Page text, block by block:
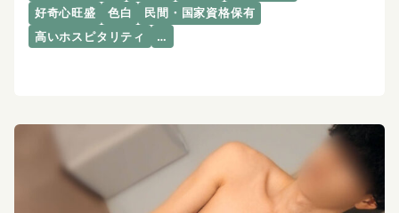
好奇心旺盛
色白
民間・国家資格保有
高いホスピタリティ
…